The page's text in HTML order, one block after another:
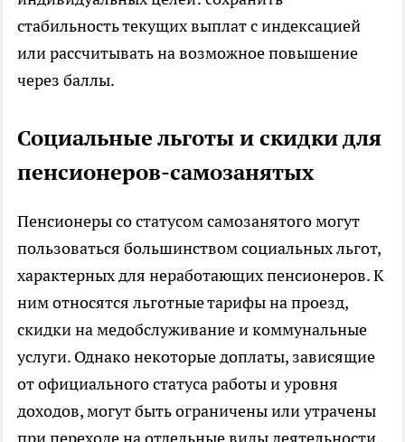
стабильность текущих выплат с индексацией
или рассчитывать на возможное повышение
через баллы.
Социальные льготы и скидки для
пенсионеров-самозанятых
Пенсионеры со статусом самозанятого могут
пользоваться большинством социальных льгот,
характерных для неработающих пенсионеров. К
ним относятся льготные тарифы на проезд,
скидки на медобслуживание и коммунальные
услуги. Однако некоторые доплаты, зависящие
от официального статуса работы и уровня
доходов, могут быть ограничены или утрачены
при переходе на отдельные виды деятельности.